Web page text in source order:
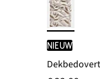
Nieuw